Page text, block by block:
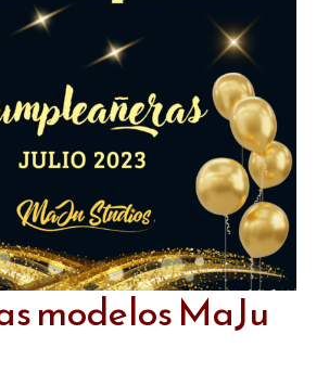
modelos MaJu